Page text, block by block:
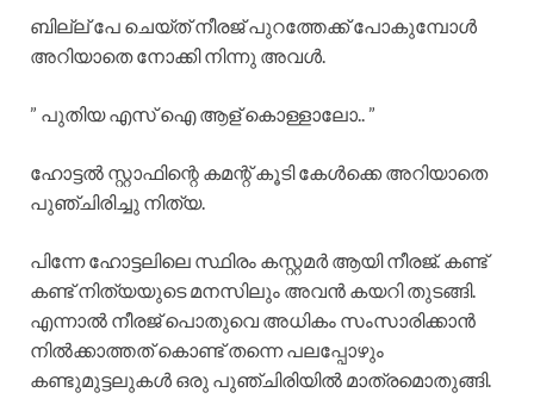
ബില്ല് പേ ചെയ്ത് നീരജ് പുറത്തേക്ക് പോകുമ്പോൾ
അറിയാതെ നോക്കി നിന്നു അവൾ.
” പുതിയ എസ് ഐ ആള് കൊള്ളാലോ.. ”
ഹോട്ടൽ സ്റ്റാഫിന്റെ കമന്റ് കൂടി കേൾക്കെ അറിയാതെ
പുഞ്ചിരിച്ചു നിത്യ.
പിന്നേ ഹോട്ടലിലെ സ്ഥിരം കസ്റ്റമർ ആയി നീരജ്. കണ്ട്
കണ്ട് നിത്യയുടെ മനസിലും അവൻ കയറി തുടങ്ങി.
എന്നാൽ നീരജ് പൊതുവെ അധികം സംസാരിക്കാൻ
നിൽക്കാത്തത് കൊണ്ട് തന്നെ പലപ്പോഴും
കണ്ടുമുട്ടലുകൾ ഒരു പുഞ്ചിരിയിൽ മാത്രമൊതുങ്ങി.